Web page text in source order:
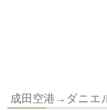
成田空港→ダニエ